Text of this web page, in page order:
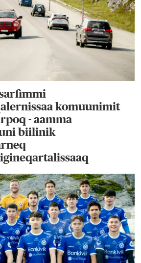
komuunimit
- aamma
biilinik